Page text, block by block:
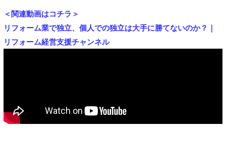
＜関連動画はコチラ＞
リフォーム業で独立、個人での独立は大手に勝てないのか？ ｜
リフォーム経営支援チャンネル